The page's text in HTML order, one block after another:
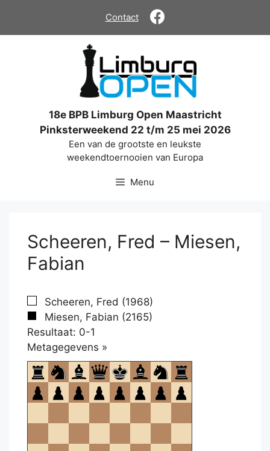
de
Contact
18e BPB Limburg Open Maastricht
Pinksterweekend 22 t/m 25 mei 2026
Een van de grootste en leukste
weekendtoernooien van Europa
Menu
Scheeren, Fred – Miesen,
Fabian
Scheeren, Fred (1968)
Miesen, Fabian (2165)
Resultaat: 0-1
Metagegevens »
om
te
openen.